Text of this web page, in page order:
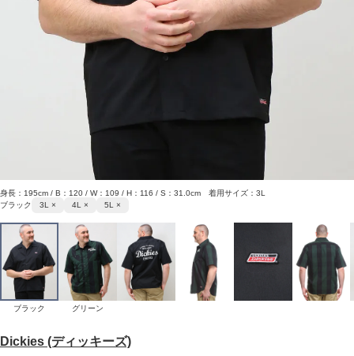
Dickies (ディッキーズ)
身長：195cm / B：120 / W：109 / H：116 / S：31.0cm 着用サイズ：3L
ブラック
3L × 4L × 5L ×
ブラック グリーン